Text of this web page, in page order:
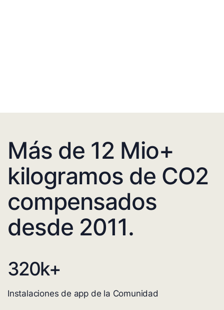
Más de 12 Mio+
kilogramos de CO2
compensados
desde 2011.
320k+
Instalaciones de app de la Comunidad